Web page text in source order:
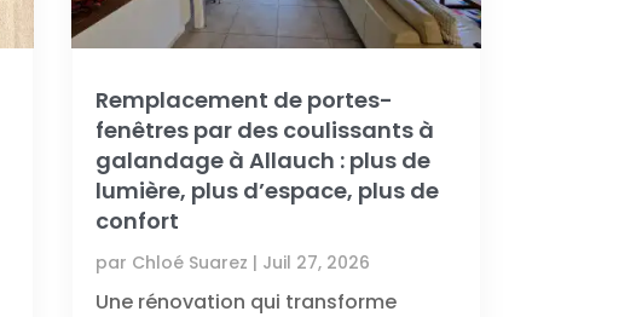
Remplacement de portes-
fenêtres par des coulissants à
galandage à Allauch : plus de
lumière, plus d’espace, plus de
confort
par Chloé Suarez | Juil 27, 2026
Une rénovation qui transforme